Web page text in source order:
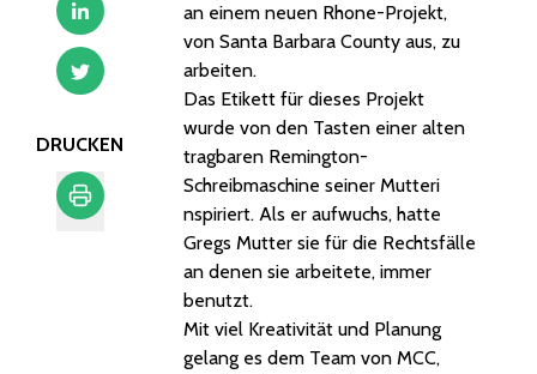
DRUCKEN
an einem neuen Rhone-Projekt,
von Santa Barbara County aus, zu
arbeiten.
Das Etikett für dieses Projekt
wurde von den Tasten einer alten
tragbaren Remington-
Schreibmaschine seiner Mutteri
nspiriert. Als er aufwuchs, hatte
Gregs Mutter sie für die Rechtsfälle
an denen sie arbeitete, immer
benutzt.
Mit viel Kreativität und Planung
gelang es dem Team von MCC,